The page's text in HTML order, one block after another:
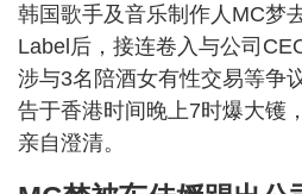
韩国歌手及音乐制作人MC梦
Label后，接连卷入与公司
涉与3名陪酒女有性交易等争
告于香港时间晚上7时爆大镬
亲自澄清。